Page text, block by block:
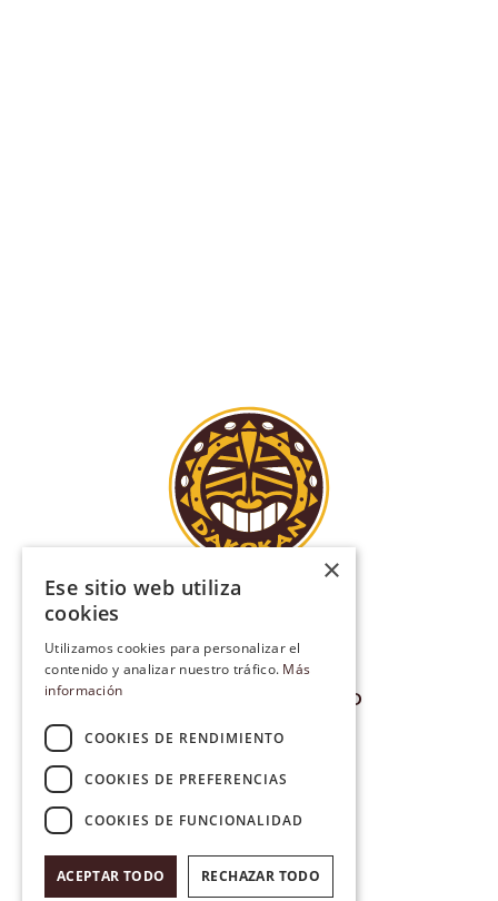
QUIÉNES SOMOS
CONTACTO
AVISO LEGAL
POLÍTICA DE PRIVACIDAD
HOLA@DAKOKAN.COM
647 916 672
FACEBOOK
×
Ese sitio web utiliza
cookies
Utilizamos cookies para personalizar el
contenido y analizar nuestro tráfico. Más
información
COOKIES DE RENDIMIENTO
COOKIES DE PREFERENCIAS
COOKIES DE FUNCIONALIDAD
ACEPTAR TODO RECHAZAR TODO